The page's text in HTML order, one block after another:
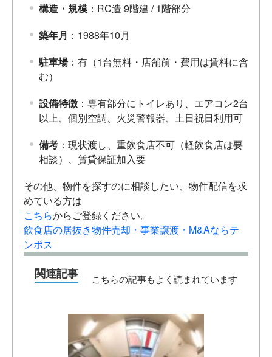
構造・規模 ：RC造 9階建 / 1階部分
築年月 ：1988年10月
駐車場：有（1台無料・店舗前・費用は賃料に含
む）
設備特徴 ：専有部分にトイレあり、エアコン2台
以上、個別空調、火災警報器、土日祝日利用可
備考 ：現状渡し、重飲食店不可（軽飲食店は要
相談）、賃貸保証加入要
その他、物件を探すのに相談したい、物件配信を求
めている方は
こちらからご登録ください。
飲食店の居抜き物件売却・事業譲渡・M&Aならテ
ンポス
関連記事 こちらの記事もよく読まれています